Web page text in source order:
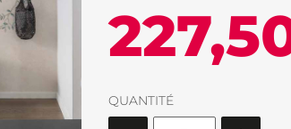
QUANTITÉ